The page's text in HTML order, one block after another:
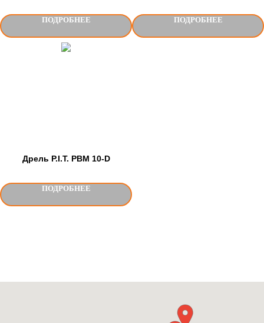
ПОДРОБНЕЕ ПОДРОБНЕЕ
Дрель P.I.T. PBM 10-D
ПОДРОБНЕЕ